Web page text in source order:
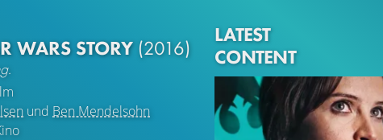
WARS STORY (2016)
und Ben Mendelsohn
LATEST
CONTENT